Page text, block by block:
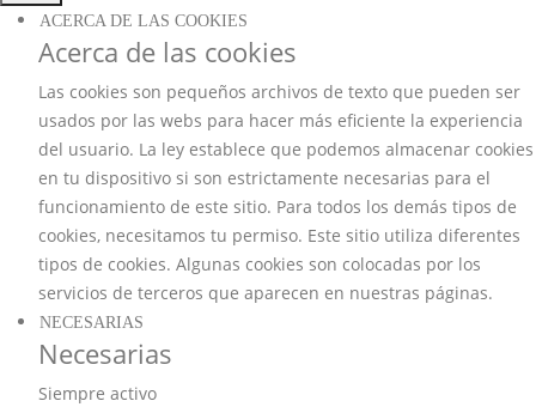
ACERCA DE LAS COOKIES
Acerca de las cookies
Las cookies son pequeños archivos de texto que pueden ser
usados por las webs para hacer más eficiente la experiencia
del usuario. La ley establece que podemos almacenar cookies
en tu dispositivo si son estrictamente necesarias para el
funcionamiento de este sitio. Para todos los demás tipos de
cookies, necesitamos tu permiso. Este sitio utiliza diferentes
tipos de cookies. Algunas cookies son colocadas por los
servicios de terceros que aparecen en nuestras páginas.
NECESARIAS
Necesarias
Siempre activo